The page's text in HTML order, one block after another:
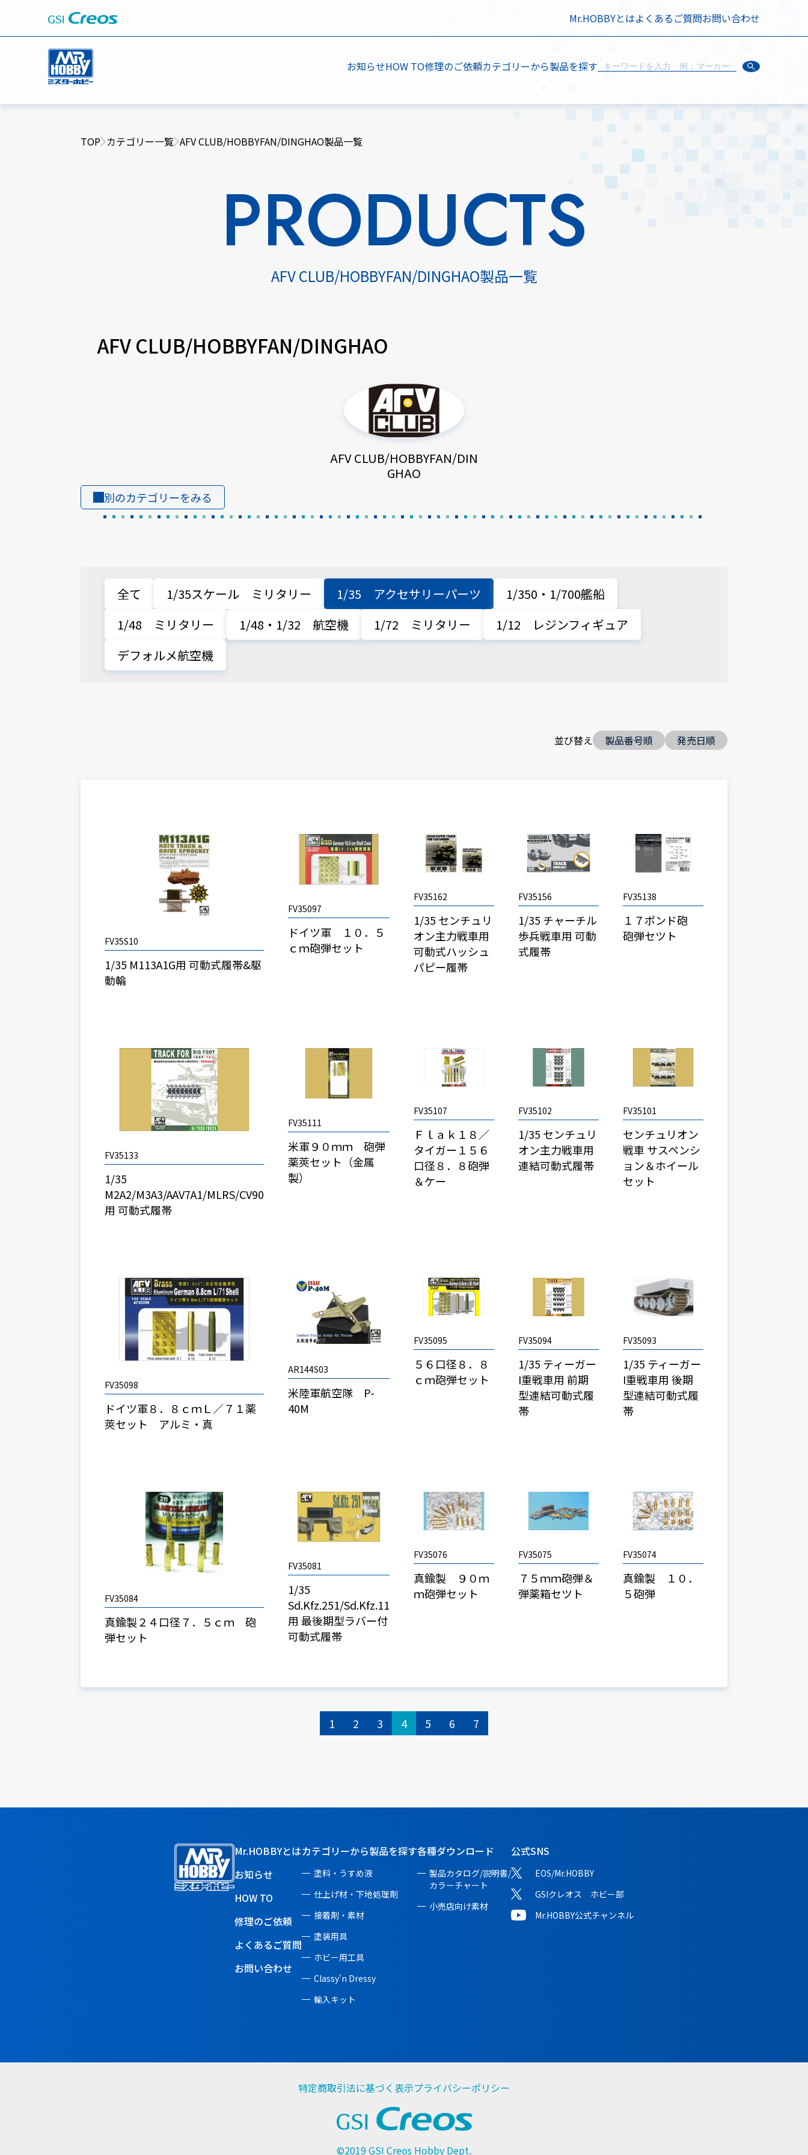
Mr.HOBBYとはよくあるご質問お問い合わせ
お知らせHOW TO修理のご依頼カテゴリーから製品を探す
TOP カテゴリー一覧 AFV CLUB/HOBBYFAN/DINGHAO製品一覧
PRODUCTS
AFV CLUB/HOBBYFAN/DINGHAO製品一覧
AFV CLUB/HOBBYFAN/DINGHAO
AFV CLUB/HOBBYFAN/DIN
GHAO
別のカテゴリーをみる
全て 1/35スケール ミリタリー 1/35 アクセサリーパーツ
1/350・1/700艦船
1/48 ミリタリー
1/48・1/32 航空機 1/72 ミリタリー
1/12 レジンフィギュア
デフォルメ航空機
並び替え 製品番号順 発売日順
FV35S10
1/35 M113A1G用 可動式履帯&駆
動輪
FV35097
ドイツ軍 １０．５
ｃｍ砲弾セット
FV35162
1/35 センチュリ
オン主力戦車用
可動式ハッシュ
パピー履帯
FV35156
1/35 チャーチル
歩兵戦車用 可動
式履帯
FV35138
１７ポンド砲
砲弾セツト
FV35133
1/35
M2A2/M3A3/AAV7A1/MLRS/CV90
用 可動式履帯
FV35111
米軍９０ｍｍ 砲弾
薬莢セット（金属
製）
FV35107
Ｆｌａｋ１８／
タイガー１５６
口径８．８砲弾
＆ケー
FV35102
1/35 センチュリ
オン主力戦車用
連結可動式履帯
FV35101
センチュリオン
戦車 サスペンシ
ョン＆ホイール
セット
FV35098
ドイツ軍８．８ｃｍＬ／７１薬
莢セット アルミ・真
AR144S03
米陸軍航空隊 P-
40M
FV35095
５６口径８．８
ｃｍ砲弾セット
FV35094
1/35 ティーガー
I重戦車用 前期
型連結可動式履
帯
FV35093
1/35 ティーガー
I重戦車用 後期
型連結可動式履
帯
FV35084
真鍮製２４口径７．５ｃｍ 砲
弾セット
FV35081
1/35
Sd.Kfz.251/Sd.Kfz.11
用 最後期型ラバー付
可動式履帯
FV35076
真鍮製 ９０ｍ
ｍ砲弾セット
FV35075
７５ｍｍ砲弾＆
弾薬箱セツト
FV35074
真鍮製 １０．
５砲弾
1 2 3 4 5 6 7
Mr.HOBBYとは
お知らせ
HOW TO
修理のご依頼
よくあるご質問
お問い合わせ
カテゴリーから製品を探す
塗料・うすめ液
仕上げ材・下地処理剤
接着剤・素材
塗装用具
ホビー用工具
Classy'n Dressy
輸入キット
各種ダウンロード
製品カタログ/説明書/
カラーチャート
小売店向け素材
公式SNS
EOS/Mr.HOBBY
GSIクレオス ホビー部
Mr.HOBBY公式チャンネル
特定商取引法に基づく表示プライバシーポリシー
©2019 GSI Creos Hobby Dept.